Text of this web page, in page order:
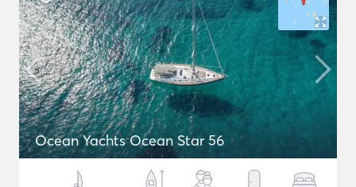
Ocean Yachts Ocean Star 56